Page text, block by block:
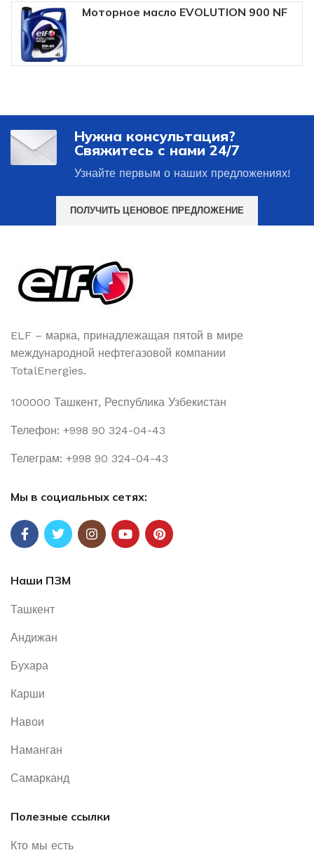
Моторное масло EVOLUTION 900 NF
Нужна консультация?
Свяжитесь с нами 24/7
Узнайте первым о наших предложениях!
ПОЛУЧИТЬ ЦЕНОВОЕ ПРЕДЛОЖЕНИЕ
ELF – марка, принадлежащая пятой в мире
международной нефтегазовой компании
TotalEnergies.
100000 Ташкент, Республика Узбекистан
Телефон: +998 90 324-04-43
Телеграм: +998 90 324-04-43
Мы в социальных сетях:
Наши ПЗМ
Ташкент
Андижан
Бухара
Карши
Навои
Наманган
Самарканд
Полезные ссылки
Кто мы есть